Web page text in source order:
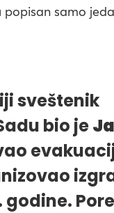
samo
sveštenik
bio je